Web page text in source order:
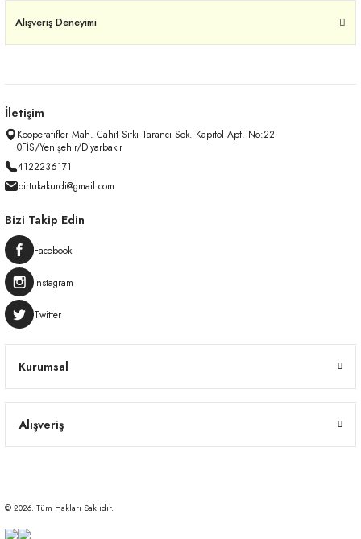
Alışveriş Deneyimi
İletişim
Kooperatifler Mah. Cahit Sıtkı Tarancı Sok. Kapitol Apt. No:22
0FİS/Yenişehir/Diyarbakır
4122236171
pirtukakurdi@gmail.com
Kurumsal
Alışveriş
Bizi Takip Edin
Facebook
Instagram
Twitter
© 2026. Tüm Hakları Saklıdır.